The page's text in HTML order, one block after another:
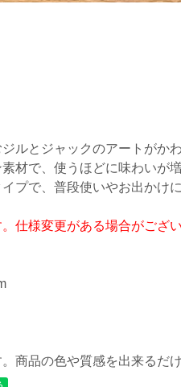
ルとジャックのアートがか
材で、使うほどに味わいが増
プで、普段使いやお出かけ
仕様変更がある場合がござい
商品の色や質感を出来るだ